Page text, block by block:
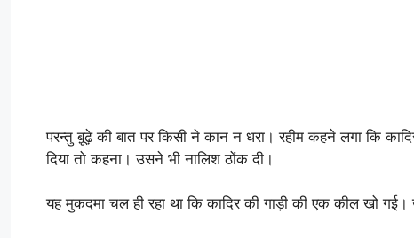
परन्तु बू़ढ़े की बात पर किसी ने कान न धरा। रहीम कहने लगा कि
दिया तो कहना। उसने भी नालिश ठोंक दी।
यह मुकदमा चल ही रहा था कि कादिर की गाड़ी की एक कील खो